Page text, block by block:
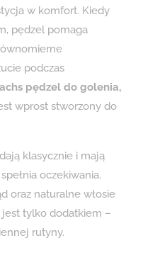
w komfort. Kiedy
pędzel pomaga
podczas
pędzel do golenia,
wprost stworzony do
klasycznie i mają
oczekiwania.
oraz naturalne włosie
jest tylko dodatkiem –
rutyny.